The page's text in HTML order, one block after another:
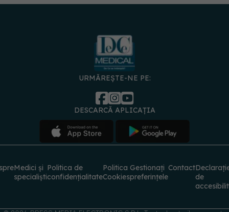
URMĂREȘTE-NE PE:
DESCARCĂ APLICAȚIA
Politica de
confidențialitate
Cookies
Gestionați
preferințele
© 2026 PRESS MEDIA ELECTRONIC S.R.L. Toate drepturile rezervate